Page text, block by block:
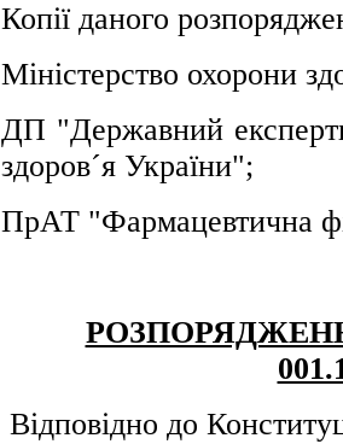
Копії даного
Міністерство охорони
ДП "Державний
здоров´я України";
ПрАТ "Фармацевтична
Відповідно до